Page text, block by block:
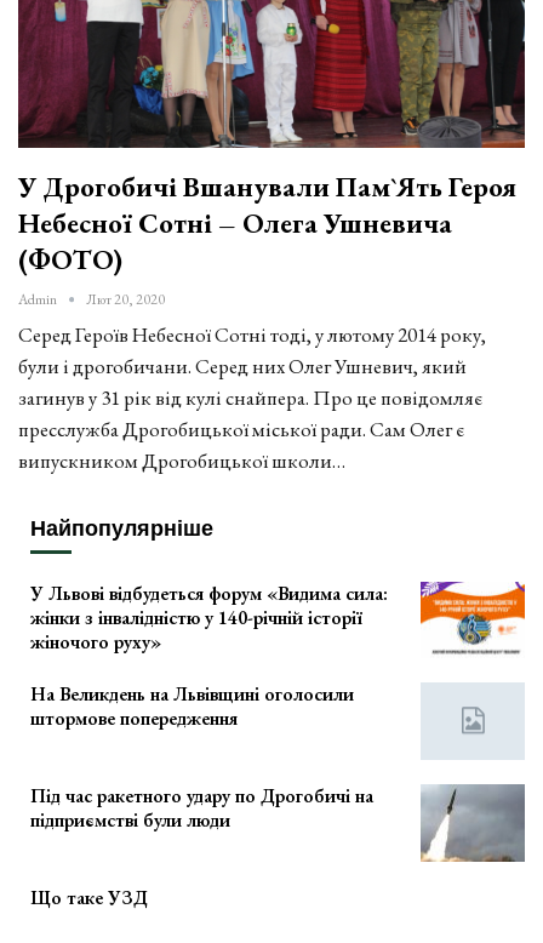
У Дрогобичі Вшанували Пам`ять Героя
Небесної Сотні – Олега Ушневича
(ФОТО)
Admin Лют 20, 2020
Серед Героїв Небесної Сотні тоді, у лютому 2014 року,
були і дрогобичани. Серед них Олег Ушневич, який
загинув у 31 рік від кулі снайпера. Про це повідомляє
пресслужба Дрогобицької міської ради. Сам Олег є
випускником Дрогобицької школи…
Найпопулярніше
У Львові відбудеться форум «Видима сила:
жінки з інвалідністю у 140-річній історії
жіночого руху»
На Великдень на Львівщині оголосили
штормове попередження
Під час ракетного удару по Дрогобичі на
підприємстві були люди
Що таке УЗД